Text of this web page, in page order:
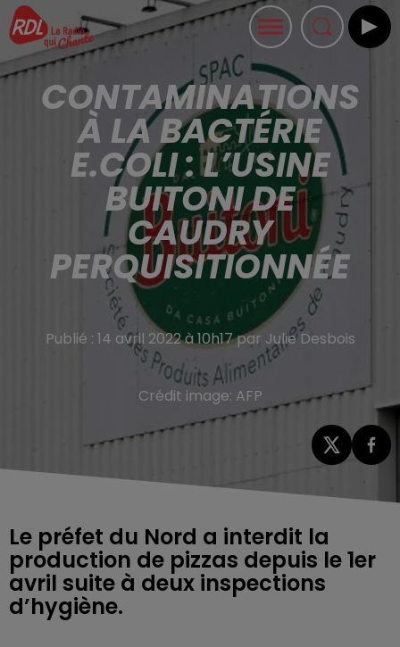
CONTAMINATIONS
À LA BACTÉRIE
E.COLI : L’USINE
BUITONI DE
CAUDRY
PERQUISITIONNÉE
Publié : 14 avril 2022 à 10h17 par Julie Desbois
Crédit image: AFP
Le préfet du Nord a interdit la
production de pizzas depuis le 1er
avril suite à deux inspections
d’hygiène.